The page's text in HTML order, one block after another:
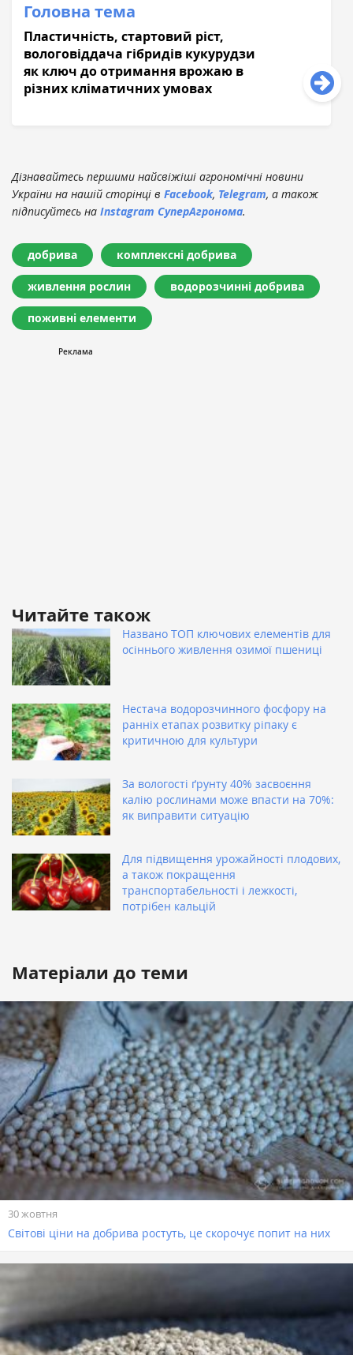
Головна тема
Пластичність, стартовий ріст,
вологовіддача гібридів кукурудзи
як ключ до отримання врожаю в
різних кліматичних умовах
Дізнавайтесь першими найсвіжіші агрономічні новини
України на нашій сторінці в Facebook, Telegram, а також
підписуйтесь на Instagram СуперАгронома.
добрива комплексні добрива
живлення рослин водорозчинні добрива
поживні елементи
Читайте також
Названо ТОП ключових елементів для
осіннього живлення озимої пшениці
Нестача водорозчинного фосфору на
ранніх етапах розвитку ріпаку є
критичною для культури
За вологості ґрунту 40% засвоєння
калію рослинами може впасти на 70%:
як виправити ситуацію
Для підвищення урожайності плодових,
а також покращення
транспортабельності і лежкості,
потрібен кальцій
Матеріали до теми
30 жовтня
Світові ціни на добрива ростуть, це скорочує попит на них